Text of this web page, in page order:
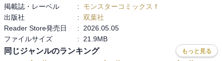
掲載誌・レーベル
:
モンスターコミックスｆ
出版社
: 双葉社
Reader Store発売日
:
2026.05.05
ファイルサイズ
: 21.9MB
同じジャンルのランキング もっと見る